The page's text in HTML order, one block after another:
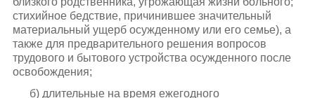
стихийное бедствие, причинившее значительный
материальный ущерб осужденному или его семье), а
также для предварительного решения вопросов
трудового и бытового устройства осужденного после
освобождения;
б) длительные на время ежегодного